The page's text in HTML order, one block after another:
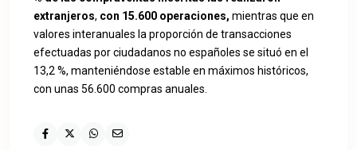
extranjeros, con 15.600 operaciones, mientras que en
valores interanuales la proporción de transacciones
efectuadas por ciudadanos no españoles se situó en el
13,2 %, manteniéndose estable en máximos históricos,
con unas 56.600 compras anuales.